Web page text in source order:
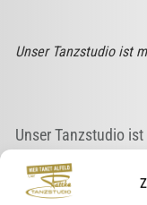
Unser Tanzstudio ist
Unser Tanzstudio ist
d.h. wir erfüllen die
&